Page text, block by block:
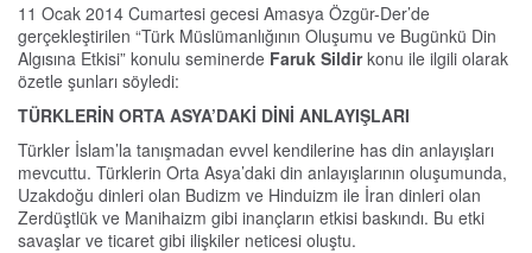
11 Ocak 2014 Cumartesi gecesi Amasya Özgür-Der’de
gerçekleştirilen “Türk Müslümanlığının Oluşumu ve Bugünkü Din
Algısına Etkisi” konulu seminerde Faruk Sildirkonu ile ilgili olarak
özetle şunları söyledi:
TÜRKLERİN ORTA ASYA’DAKİ DİNİ ANLAYIŞLARI
Türkler İslam’la tanışmadan evvel kendilerine has din anlayışları
mevcuttu. Türklerin Orta Asya’daki din anlayışlarının oluşumunda,
Uzakdoğu dinleri olan Budizm ve Hinduizm ile İran dinleri olan
Zerdüştlük ve Manihaizm gibi inançların etkisi baskındı. Bu etki
savaşlar ve ticaret gibi ilişkiler neticesi oluştu.